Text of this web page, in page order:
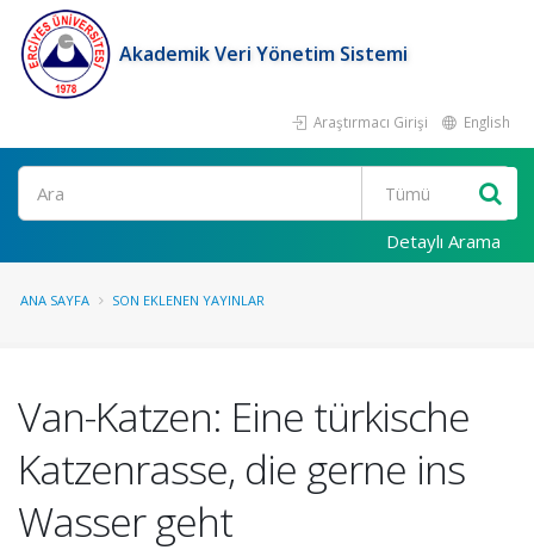
Akademik Veri Yönetim Sistemi
Araştırmacı Girişi English
Ara
Detaylı Arama
ANA SAYFA SON EKLENEN YAYINLAR
Van-Katzen: Eine türkische
Katzenrasse, die gerne ins
Wasser geht